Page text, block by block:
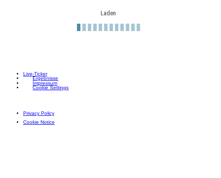
Laden
Live-Ticker
Ergebnisse
Impressum
Cookie Settings
Privacy Policy
Cookie Notice